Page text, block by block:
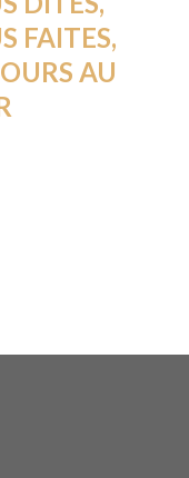
FAITES,
AU